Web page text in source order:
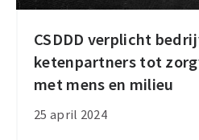
CSDDD verplicht
ketenpartners tot
met mens en milieu
25 april 2024
CSDDD
verplicht
bedrijven
en